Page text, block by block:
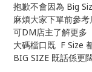
抱歉不會因為 Big
麻煩大家下單前參
可DM店主了解更多
大碼檔口既  F Size
BIG SIZE 既話係更